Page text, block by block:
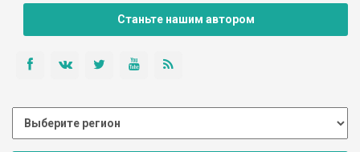
Станьте нашим автором